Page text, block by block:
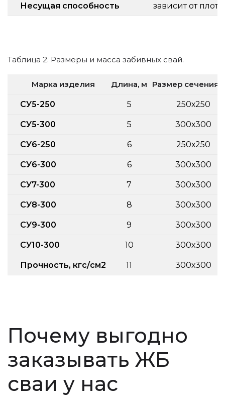
Несущая способность зависит от
Таблица 2. Размеры и масса забивных свай.
Марка изделия Длина, м Размер сечения,
СУ5-250 5 250х250
СУ5-300 5 300х300
СУ6-250 6 250х250
СУ6-300 6 300х300
СУ7-300 7 300х300
СУ8-300 8 300х300
СУ9-300 9 300х300
СУ10-300 10 300х300
Прочность, кгс/см2 11 300х300
Почему выгодно
заказывать ЖБ
сваи у нас